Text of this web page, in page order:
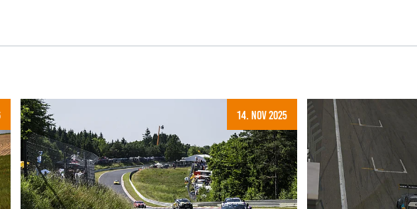
14. Nov 2025